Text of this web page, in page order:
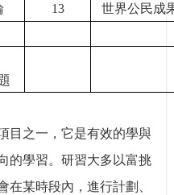
13
世界公民成
目之一，它是有效的學與
的學習。研習大多以富挑
在某時段內，進行計劃、